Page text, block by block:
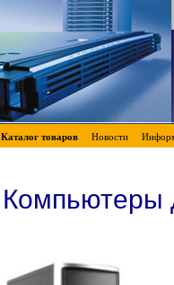
Каталог товаров Новости
Компьютеры